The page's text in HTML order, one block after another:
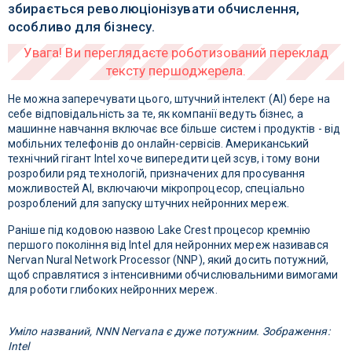
збирається революціонізувати обчислення,
особливо для бізнесу.
Не можна заперечувати цього, штучний інтелект (AI) бере на
себе відповідальність за те, як компанії ведуть бізнес, а
машинне навчання включає все більше систем і продуктів - від
мобільних телефонів до онлайн-сервісів. Американський
технічний гігант Intel хоче випередити цей зсув, і тому вони
розробили ряд технологій, призначених для просування
можливостей AI, включаючи мікропроцесор, спеціально
розроблений для запуску штучних нейронних мереж.
Раніше під кодовою назвою Lake Crest процесор кремнію
першого покоління від Intel для нейронних мереж називався
Nervan Nural Network Processor (NNP), який досить потужний,
щоб справлятися з інтенсивними обчислювальними вимогами
для роботи глибоких нейронних мереж.
Уміло названий, NNN Nervana є дуже потужним. Зображення:
Intel